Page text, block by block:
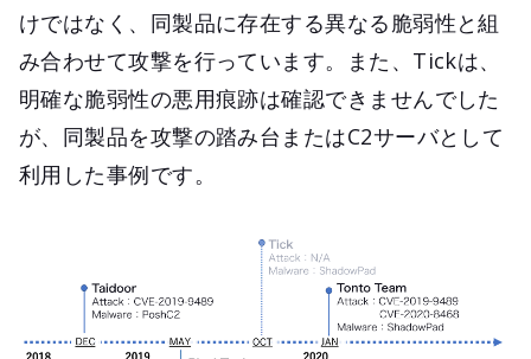
けではなく、同製品に存在する異なる脆弱性と組
み合わせて攻撃を行っています。また、Tickは、
明確な脆弱性の悪用痕跡は確認できませんでした
が、同製品を攻撃の踏み台またはC2サーバとして
利用した事例です。